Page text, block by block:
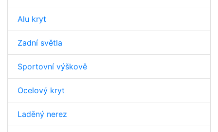
Alu kryt
Zadní světla
Sportovní výškově
Ocelový kryt
Laděný nerez